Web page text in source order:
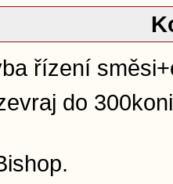
řízení
do